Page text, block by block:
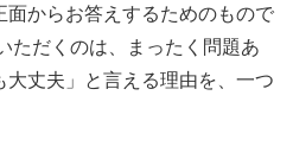
面からお答えするためのもので
ただくのは、まったく問題あ
大丈夫」と言える理由を、一つ